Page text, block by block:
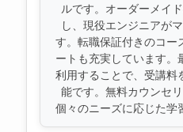
ルです。オーダーメイ
し、現役エンジニアが
す。転職保証付きのコー
ートも充実しています。
利用することで、受講料
能です。無料カウンセ
個々のニーズに応じた学